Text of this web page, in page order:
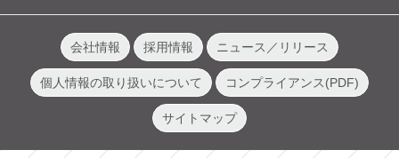
会社情報 採用情報 ニュース／リリース
個人情報の取り扱いについて コンプライアンス(PDF)
サイトマップ